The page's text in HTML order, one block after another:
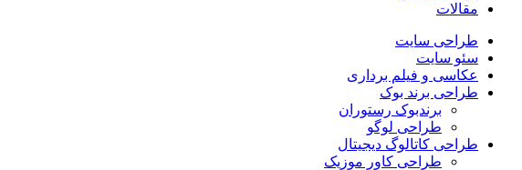
مقالات
طراحی سایت
سئو سایت
عکاسی و فیلم برداری
طراحی برند بوک
برندبوک رستوران
طراحی لوگو
طراحی کاتالوگ دیجیتال
طراحی کاور موزیک